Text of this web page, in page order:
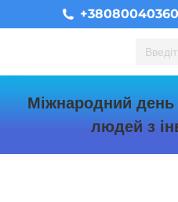
Search:
Міжнародний день
людей з